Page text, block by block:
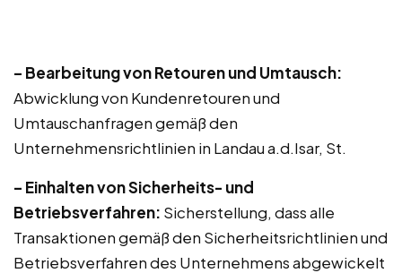
– Bearbeitung von Retouren und Umtausch:
Abwicklung von Kundenretouren und
Umtauschanfragen gemäß den
Unternehmensrichtlinien in Landau a.d.Isar, St.
– Einhalten von Sicherheits- und
Betriebsverfahren: Sicherstellung, dass alle
Transaktionen gemäß den Sicherheitsrichtlinien und
Betriebsverfahren des Unternehmens abgewickelt